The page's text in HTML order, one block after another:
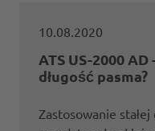
10.08.2020
ATS US-2000
długość pasma?
Zastosowanie